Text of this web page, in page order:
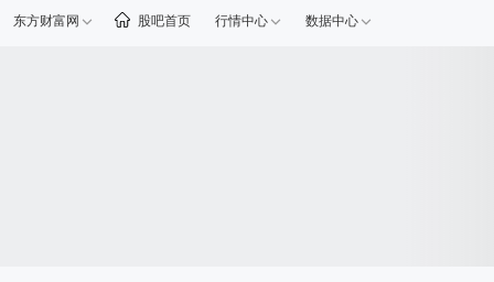
东方财富网 股吧首页 行情中心 数据中心